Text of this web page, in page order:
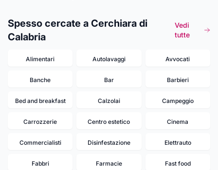
Spesso cercate a Cerchiara di
Calabria
Vedi
tutte
Alimentari Autolavaggi Avvocati
Banche Bar Barbieri
Bed and breakfast Calzolai Campeggio
Carrozzerie Centro estetico Cinema
Commercialisti Disinfestazione Elettrauto
Fabbri Farmacie Fast food